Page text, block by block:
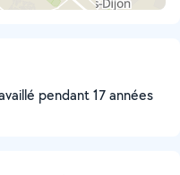
pendant 17 années